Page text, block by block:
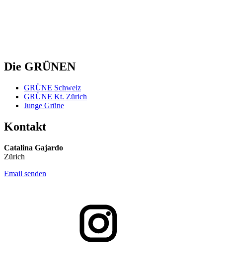
Die GRÜNEN
GRÜNE Schweiz
GRÜNE Kt. Zürich
Junge Grüne
Kontakt
Catalina Gajardo
Zürich
Email senden